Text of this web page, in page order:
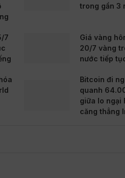
trong gần 3
7
Giá vàng
20/7 vàng
nước tiếp
Bitcoin đi
quanh
giữa lo ngại
căng thẳng